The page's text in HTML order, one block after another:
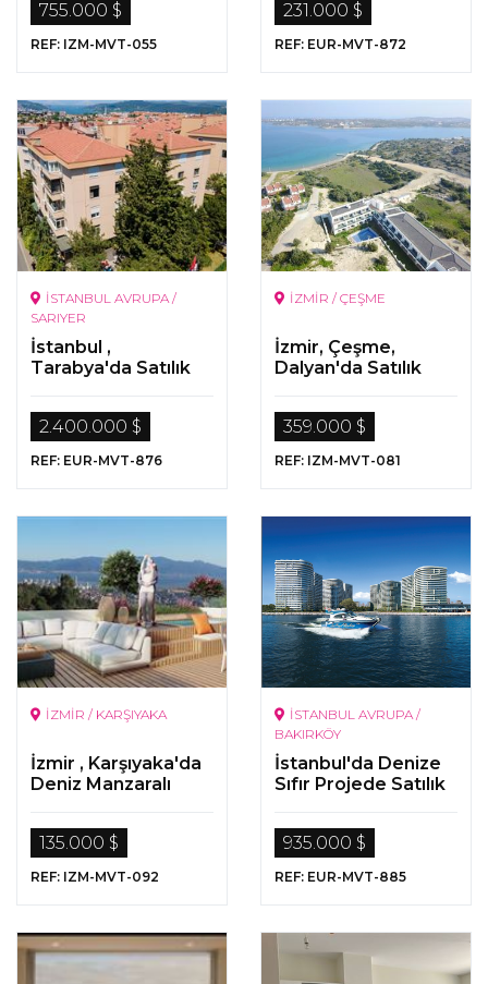
755.000 $
REF: IZM-MVT-055
Hemen Teslim
231.000 $
REF: EUR-MVT-872
İSTANBUL AVRUPA /
SARIYER
İstanbul ,
Tarabya'da Satılık
Daire
2.400.000 $
REF: EUR-MVT-876
İZMİR / ÇEŞME
İzmir, Çeşme,
Dalyan'da Satılık
Manzaralı Lüks
Daire
359.000 $
REF: IZM-MVT-081
İZMİR / KARŞIYAKA
İzmir , Karşıyaka'da
Deniz Manzaralı
135.000 $
REF: IZM-MVT-092
İSTANBUL AVRUPA /
BAKIRKÖY
İstanbul'da Denize
Sıfır Projede Satılık
935.000 $
REF: EUR-MVT-885